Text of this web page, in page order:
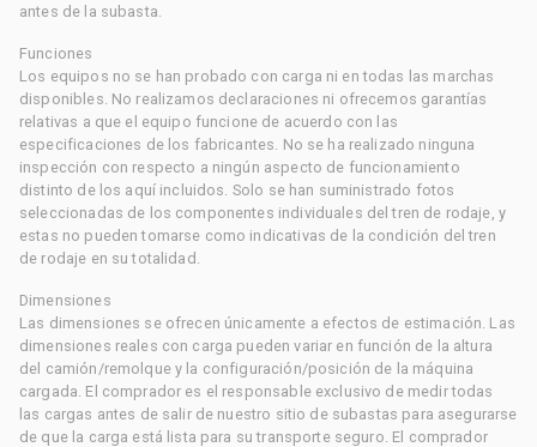
antes de la subasta.
Funciones
Los equipos no se han probado con carga ni en todas las marchas
disponibles. No realizamos declaraciones ni ofrecemos garantías
relativas a que el equipo funcione de acuerdo con las
especificaciones de los fabricantes. No se ha realizado ninguna
inspección con respecto a ningún aspecto de funcionamiento
distinto de los aquí incluidos. Solo se han suministrado fotos
seleccionadas de los componentes individuales del tren de rodaje, y
estas no pueden tomarse como indicativas de la condición del tren
de rodaje en su totalidad.
Dimensiones
Las dimensiones se ofrecen únicamente a efectos de estimación. Las
dimensiones reales con carga pueden variar en función de la altura
del camión/remolque y la configuración/posición de la máquina
cargada. El comprador es el responsable exclusivo de medir todas
las cargas antes de salir de nuestro sitio de subastas para asegurarse
de que la carga está lista para su transporte seguro. El comprador